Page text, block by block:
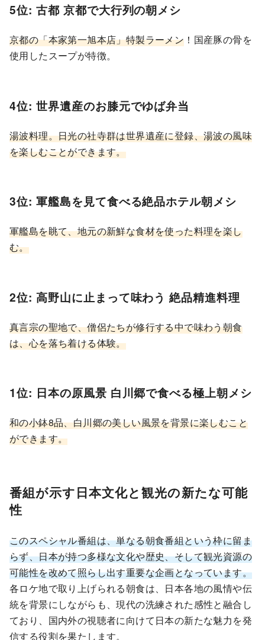
5位: 古都 京都で大行列の朝メシ
京都の「本家第一旭本店」特製ラーメン ！国産豚の骨を
使用したスープが特徴。
4位: 世界遺産のお膝元でゆば弁当
湯波料理。日光の社寺群は世界遺産に登録、湯波の風味
を楽しむことができます。
3位: 軍艦島を見て食べる絶品ホテル朝メシ
軍艦島を眺て、地元の新鮮な食材を使った料理を楽し
む。
2位: 高野山に止まって味わう 絶品精進料理
真言宗の聖地で、僧侶たちが修行する中で味わう朝食
は、心を落ち着ける体験。
1位: 日本の原風景 白川郷で食べる極上朝メシ
和の小鉢8品、白川郷の美しい風景を背景に楽しむこと
ができます。
番組が示す日本文化と観光の新たな可能
性
このスペシャル番組は、単なる朝食番組という枠に留ま
らず、日本が持つ多様な文化や歴史、そして観光資源の
可能性を改めて照らし出す重要な企画となっています。
各ロケ地で取り上げられる朝食は、日本各地の風情や伝
統を背景にしながらも、現代の洗練された感性と融合し
ており、国内外の視聴者に向けて日本の新たな魅力を発
信する役割を果たします。